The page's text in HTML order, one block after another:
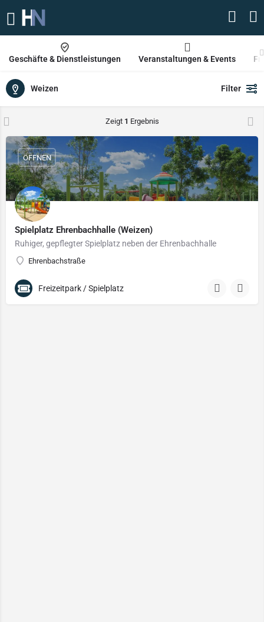
Geschäfte & Dienstleistungen Veranstaltungen & Events
Weizen Filter
Zeigt 1 Ergebnis
Spielplatz Ehrenbachhalle (Weizen)
Ruhiger, gepflegter Spielplatz neben der Ehrenbachhalle
Ehrenbachstraße
ÖFFNEN
Freizeitpark / Spielplatz